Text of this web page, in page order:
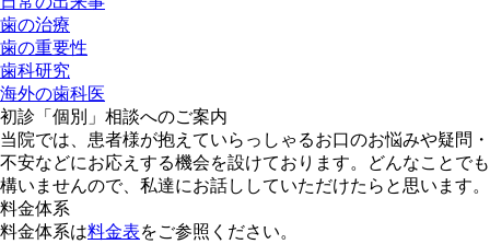
歯の治療
歯の重要性
歯科研究
海外の歯科医
初診「個別」相談へのご案内
当院では、患者様が抱えていらっしゃるお口のお悩みや疑問・
不安などにお応えする機会を設けております。どんなことでも
構いませんので、私達にお話ししていただけたらと思います。
料金体系
料金体系は料金表をご参照ください。